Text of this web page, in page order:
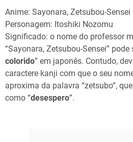
Anime: Sayonara, Zetsubou-Sensei
Personagem: Itoshiki Nozomu
Significado: o nome do professor
“Sayonara, Zetsubou-Sensei”
colorido” em japonês. Contudo,
caractere kanji com que o seu
aproxima da palavra “zetsubo”,
como “desespero”.